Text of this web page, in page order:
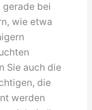
bei
wie etwa
Sie auch die
die
werden